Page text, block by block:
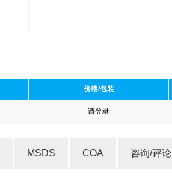
价格/包装
请登录
MSDS COA 咨询/评论